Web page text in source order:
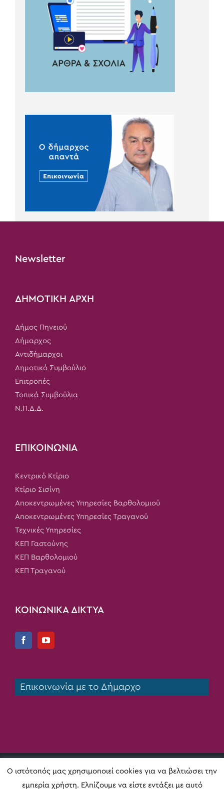
Newsletter
ΔΗΜΟΤΙΚΗ ΑΡΧΗ
Δήμος Πηνειού
Δήμαρχος
Αντιδήμαρχοι
Δημοτικό Συμβούλιο
Επιτροπές
Τοπικά Συμβούλια
Ν.Π.Δ.Δ.
ΕΠΙΚΟΙΝΩΝΙΑ
Κεντρικό Κτίριο
Κτίριο Σισίνη
Αποκεντρωμένες Υπηρεσίες Βαρθολομιού
Αποκεντρωμένες Υπηρεσίες Τραγανού
Τεχνικές Υπηρεσίες
ΚΕΠ Γαστούνης
ΚΕΠ Βαρθολομιού
ΚΕΠ Τραγανού
ΚΟΙΝΩΝΙΚΑ ΔΙΚΤΥΑ
Επικοινωνία με το Δήμαρχο
Copyright 2020 Δήμος Πηνειού | All Rights Reserved |
Κατασκευή ιστοσελίδαςDigital Act
Ο ιστότοπός μας χρησιμοποιεί cookies για να βελτιώσει την
εμπερία χρήστη. Ελπίζουμε να είστε εντάξει με αυτό